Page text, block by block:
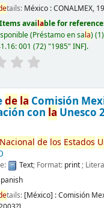
tails: México :CONALMEX,
Items available for
(Préstamo en sala)(1)
001 (72) "1985" INF .
de la Comisión
con la Unesco
Nacional de los Estados
Text; Format: print;
tails: [México] :Comisión